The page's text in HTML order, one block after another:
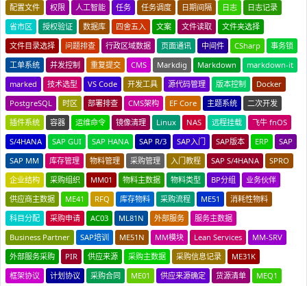
配置文件
权限 人工智能 任务 任务调度 日期间隔 日志
日志记录
省市区
授权验证 数据库 四舍五入 文案 文件读取
文件夹选择
文件目录选择
问题排查 行政区域数据 页面通讯 中间件 CSharp
事务锁
工单系统
并发控制 重复提交 CMS Markdig Markdown
markdown-it
marked
技术选型 VS Code 开发工具 源代码管理 版本控制
Docker
PostgreSQL
时区 部署排查 CMS架构 EF Core 主题系统
二次开发
插件系统
容器 运维命令 镜像清理 Linux NAS 远程挂载
飞牛 fnOS
S/4HANA
SAP GUI SAP HANA SAP R/3 SAP入门 SAP版本 ERP
SAP
SAP MM
库存管理 物料管理 采购管理 入门教程 SAP S/4HANA
SPRO
企业结构
采购组织 MM01 物料主数据 物料类型 BP分组
业务伙伴
供应商主数据
ME41 RFQ 库存物料 采购流程 ME51
消耗性物料
科目分配
采购申请 AC03 ML81N 外部服务
服务主数据
Business Partner
SAP培训 ME51N MM模块 Lean Services
MM-SRV
外部服务采购
PIR 供应来源 采购主数据 采购信息记录
ME31K
框架协议
计划协议 采购合同 ME01 供应来源确定 货源清单
MEQ1